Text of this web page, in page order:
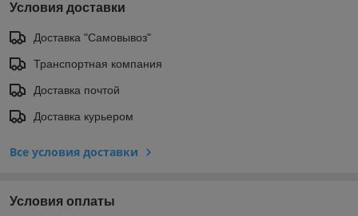
Условия доставки
Доставка "Самовывоз"
Транспортная компания
Доставка почтой
Доставка курьером
Все условия доставки
Условия оплаты